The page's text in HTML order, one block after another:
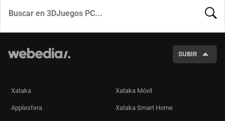
SUBIR
Xataka Xataka Móvil
Applesfera Xataka Smart Home